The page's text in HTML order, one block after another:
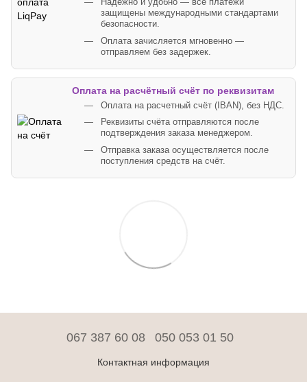
Надёжно и удобно — все платежи
защищены международными стандартами
безопасности.
Оплата зачисляется мгновенно —
отправляем без задержек.
Оплата на расчётный счёт по реквизитам
Оплата на расчетный счёт (IBAN), без НДС.
Реквизиты счёта отправляются после
подтверждения заказа менеджером.
Отправка заказа осуществляется после
поступления средств на счёт.
067 387 60 08 050 053 01 50
Контактная информация